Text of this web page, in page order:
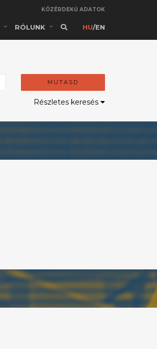
KÖZÉRDEKŰ ADATOK
RÓLUNK HU/EN
MUTASD
Részletes keresés